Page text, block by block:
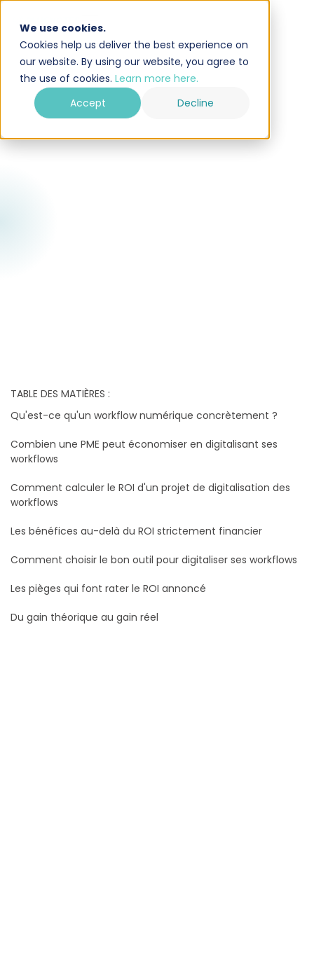
We use cookies.
Cookies help us deliver the best experience on
our website. By using our website, you agree to
the use of cookies. Learn more here.
Accept
Decline
TABLE DES MATIÈRES :
Qu'est-ce qu'un workflow numérique concrètement ?
Combien une PME peut économiser en digitalisant ses
workflows
Comment calculer le ROI d'un projet de digitalisation des
workflows
Les bénéfices au-delà du ROI strictement financier
Comment choisir le bon outil pour digitaliser ses workflows
Les pièges qui font rater le ROI annoncé
Du gain théorique au gain réel